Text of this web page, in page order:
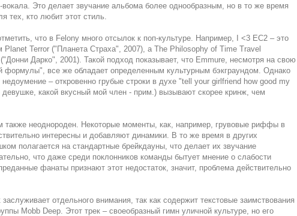
Это делает звучание альбома более однообразным, но в то же время
тех, кто любит этот стиль.
что в Felony много отсылок к поп-культуре. Например, I <3 EC2 – это
Terror ("Планета Страха", 2007), а The Philosophy of Time Travel
Дарко", 2001). Такой подход показывает, что Emmure, несмотря на свою
формулы", все же обладает определенным культурным бэкграундом. Однако
– откровенно грубые строки в духе "tell your girlfriend how good my
какой вкусный мой член - прим.) вызывают скорее кринж, чем
также неоднороден. Некоторые моменты, как, например, грувовые риффы в
интересны и добавляют динамики. В то же время в других
полагается на стандартные брейкдауны, что делает их звучание
что даже среди поклонников команды бытует мнение о слабости
фанаты признают этот недостаток, значит, проблема действительно
отдельного внимания, так как содержит текстовые заимствования
Mobb Deep. Этот трек – своеобразный гимн уличной культуре, но его